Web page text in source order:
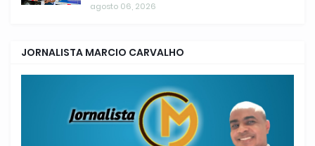
agosto 06, 2026
JORNALISTA MARCIO CARVALHO